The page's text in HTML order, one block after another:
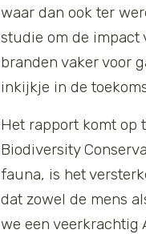
waar dan ook ter
studie om de impact
branden vaker voor
inkijkje in de
Het rapport komt op
Biodiversity
fauna, is het
dat zowel de mens
we een veerkrachtig